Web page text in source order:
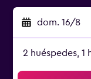
dom. 16/8
2 huéspedes, 1